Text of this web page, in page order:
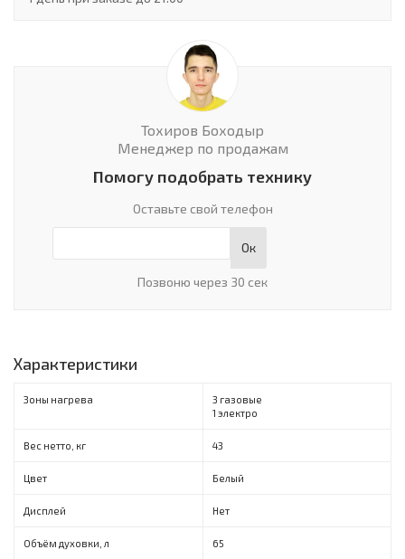
Тохиров Боходыр
Менеджер по продажам
Помогу подобрать технику
Оставьте свой телефон
Ок
Позвоню через 30 сек
Характеристики
Зоны нагрева
3 газовые
1 электро
Вес нетто, кг 43
Цвет Белый
Дисплей Нет
Объём духовки, л 65